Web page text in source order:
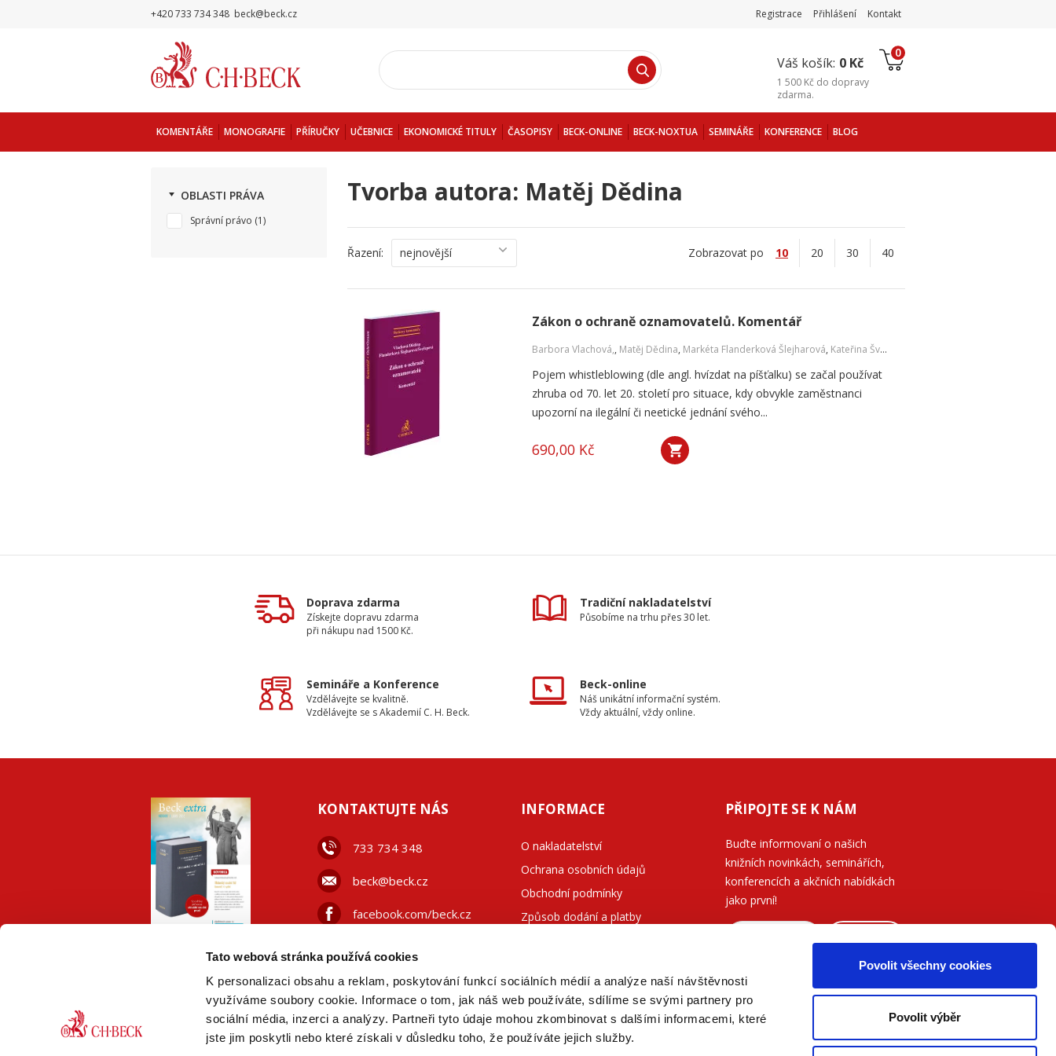
Tato webová stránka používá cookies
K personalizaci obsahu a reklam, poskytování funkcí sociálních médií a analýze naší návštěvnosti
využíváme soubory cookie. Informace o tom, jak náš web používáte, sdílíme se svými partnery pro
sociální média, inzerci a analýzy. Partneři tyto údaje mohou zkombinovat s dalšími informacemi, které
jste jim poskytli nebo které získali v důsledku toho, že používáte jejich služby.
Povolit všechny cookies
Povolit výběr
+420 733 734 348 beck@beck.cz Registrace Přihlášení Kontakt
Váš košík: 0 Kč
0
1 500 Kč do dopravy
zdarma.
KOMENTÁŘE MONOGRAFIE PŘÍRUČKY UČEBNICE EKONOMICKÉ TITULY ČASOPISY BECK-ONLINE BECK-NOXTUA SEMINÁŘE KONFERENCE BLOG
OBLASTI PRÁVA
Správní právo (1)
Tvorba autora: Matěj Dědina
Řazení: nejnovější Zobrazovat po 10 20 30 40
Zákon o ochraně oznamovatelů. Komentář
Barbora Vlachová,, Matěj Dědina, Markéta Flanderková Šlejharová, Kateřina Šveřepová
Pojem whistleblowing (dle angl. hvízdat na píšťalku) se začal používat
zhruba od 70. let 20. století pro situace, kdy obvykle zaměstnanci
upozorní na ilegální či neetické jednání svého...
690,00 Kč
Doprava zdarma
Získejte dopravu zdarma
při nákupu nad 1500 Kč.
Tradiční nakladatelství
Působíme na trhu přes 30 let.
Semináře a Konference
Vzdělávejte se kvalitně.
Vzdělávejte se s Akademií C. H. Beck.
Beck-online
Náš unikátní informační systém.
Vždy aktuální, vždy online.
PDF
VERZE
KONTAKTUJTE NÁS
733 734 348
beck@beck.cz
facebook.com/beck.cz
INFORMACE
O nakladatelství
Ochrana osobních údajů
Obchodní podmínky
Způsob dodání a platby
PŘIPOJTE SE K NÁM
Buďte informovaní o našich
knižních novinkách, seminářích,
konferencích a akčních nabídkách
jako první!
Přečtěte si, jak naše nakladatelství
nakládá s Vašimi
osobními údaji.